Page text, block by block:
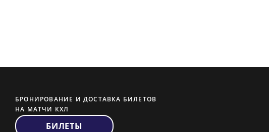
БРОНИРОВАНИЕ И ДОСТАВКА БИЛЕТОВ
НА МАТЧИ КХЛ
БИЛЕТЫ